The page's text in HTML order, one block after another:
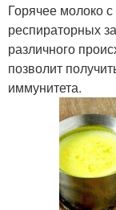
Горячее молоко
респираторных
различного
позволит
иммунитета.